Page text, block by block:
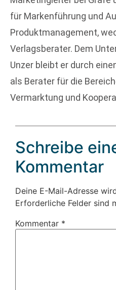
für Markenführung und
Produktmanagement,
Verlagsberater. Dem
Unzer bleibt er durch
als Berater für die
Vermarktung und
Schreibe
Kommentar
Deine E-Mail-Adresse
Erforderliche Felder sind
Kommentar *